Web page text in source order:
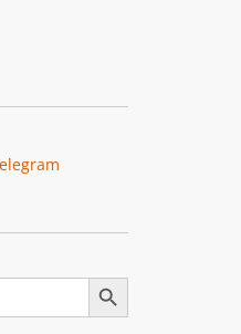
Botón de búsqueda